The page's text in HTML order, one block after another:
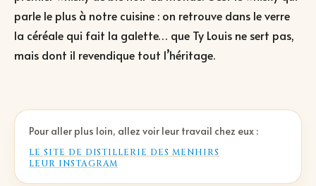
parle le plus à notre cuisine : on retrouve dans le verre
la céréale qui fait la galette… que Ty Louis ne sert pas,
mais dont il revendique tout l’héritage.
Pour aller plus loin, allez voir leur travail chez eux :
LE SITE DE DISTILLERIE DES MENHIRS
LEUR INSTAGRAM